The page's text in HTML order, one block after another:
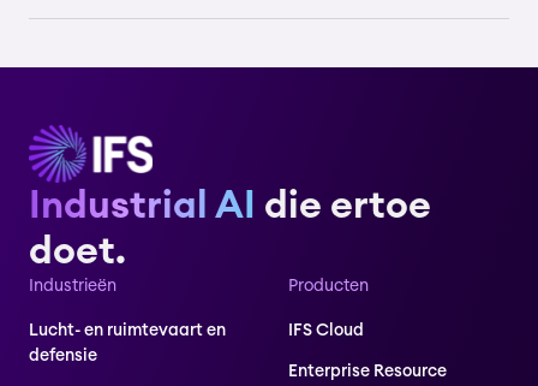
Industrial AI die ertoe
doet.
Industrieën
Lucht- en ruimtevaart en
defensie
Producten
IFS Cloud
Enterprise Resource